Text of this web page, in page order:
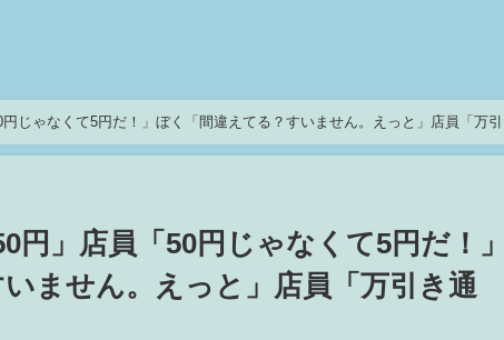
じゃなくて5円だ！」ぼく「間違えてる？すいません。えっと」店員「万
円」店員「50円じゃなくて5円だ！
ません。えっと」店員「万引き通